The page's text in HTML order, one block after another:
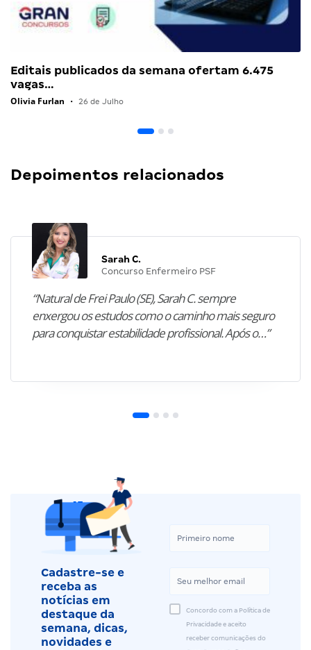
Editais publicados da semana ofertam 6.475
vagas…
Olivia Furlan • 26 de Julho
Depoimentos relacionados
Sarah C.
Concurso Enfermeiro PSF
“Natural de Frei Paulo (SE), Sarah C. sempre
enxergou os estudos como o caminho mais seguro
para conquistar estabilidade profissional. Após o…”
Cadastre-se e
receba as
notícias em
destaque da
semana, dicas,
novidades e
Concordo com a Política de
Privacidade e aceito
receber comunicações do